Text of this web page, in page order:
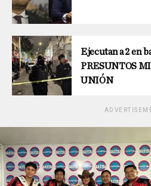
Ejecutan a 2 en
PRESUNTOS
UNIÓN